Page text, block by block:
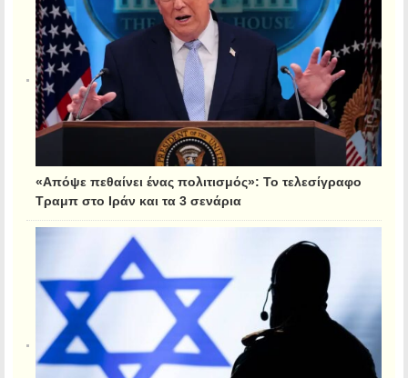
«Απόψε πεθαίνει ένας πολιτισμός»: Το τελεσίγραφο
Τραμπ στο Ιράν και τα 3 σενάρια